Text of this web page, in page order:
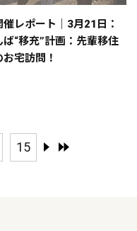
催レポート｜3月21日：
ば“移充”計画：先輩移住
宅訪問！
15